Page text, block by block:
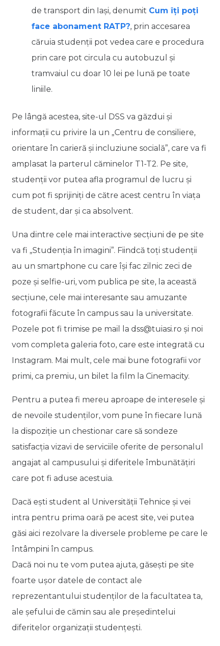
de transport din Iași, denumit Cum îți poți
face abonament RATP?, prin accesarea
căruia studenții pot vedea care e procedura
prin care pot circula cu autobuzul și
tramvaiul cu doar 10 lei pe lună pe toate
liniile.
Pe lângă acestea, site-ul DSS va găzdui și
informații cu privire la un „Centru de consiliere,
orientare în carieră și incluziune socială”, care va fi
amplasat la parterul căminelor T1-T2. Pe site,
studenții vor putea afla programul de lucru și
cum pot fi sprijiniți de către acest centru în viața
de student, dar și ca absolvent.
Una dintre cele mai interactive secțiuni de pe site
va fi „Studenția în imagini”. Fiindcă toți studenții
au un smartphone cu care își fac zilnic zeci de
poze și selfie-uri, vom publica pe site, la această
secțiune, cele mai interesante sau amuzante
fotografii făcute în campus sau la universitate.
Pozele pot fi trimise pe mail la dss@tuiasi.ro și noi
vom completa galeria foto, care este integrată cu
Instagram. Mai mult, cele mai bune fotografii vor
primi, ca premiu, un bilet la film la Cinemacity.
Pentru a putea fi mereu aproape de interesele și
de nevoile studenților, vom pune în fiecare lună
la dispoziție un chestionar care să sondeze
satisfacția vizavi de serviciile oferite de personalul
angajat al campusului și diferitele îmbunătățiri
care pot fi aduse acestuia.
Dacă ești student al Universității Tehnice și vei
intra pentru prima oară pe acest site, vei putea
găsi aici rezolvare la diversele probleme pe care le
întâmpini în campus.
Dacă noi nu te vom putea ajuta, găsești pe site
foarte ușor datele de contact ale
reprezentantului studenților de la facultatea ta,
ale șefului de cămin sau ale președintelui
diferitelor organizații studențești.